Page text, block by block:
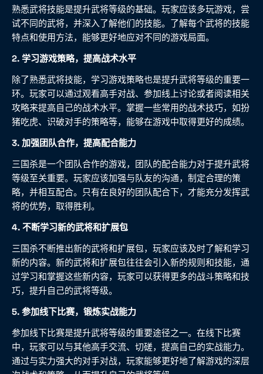
熟悉武将技能是提升武将等级的基础。玩家应该多玩游戏，尝
试不同的武将，并深入了解他们的技能。了解每个武将的技能
特点和使用方法，能够更好地应对不同的游戏局面。
2. 学习游戏策略，提高战术水平
除了熟悉武将技能，学习游戏策略也是提升武将等级的重要一
环。玩家可以通过观看高手对战、参加线上讨论或者阅读相关
攻略来提高自己的战术水平。掌握一些常用的战术技巧，如扮
猪吃虎、识破对手的策略等，能够在游戏中取得更好的成绩。
3. 加强团队合作，提高配合能力
三国杀是一个团队合作的游戏，团队的配合能力对于提升武将
等级至关重要。玩家应该加强与队友的沟通，制定合理的策
略，并相互配合。只有在良好的团队配合下，才能充分发挥武
将的优势，取得胜利。
4. 不断学习新的武将和扩展包
三国杀不断推出新的武将和扩展包，玩家应该及时了解和学习
新的内容。新的武将和扩展包往往会引入新的规则和技能，通
过学习和掌握这些新内容，玩家可以获得更多的战斗策略和技
巧，提升自己的武将等级。
5. 参加线下比赛，锻炼实战能力
参加线下比赛是提升武将等级的重要途径之一。在线下比赛
中，玩家可以与其他高手交流、切磋，提高自己的实战能力。
通过与实力强大的对手对战，玩家能够更好地了解游戏的深层